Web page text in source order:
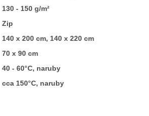
130 - 150 g/m²
Zip
140 x 200 cm, 140 x 220 cm
70 x 90 cm
40 - 60°C, naruby
cca 150°C, naruby